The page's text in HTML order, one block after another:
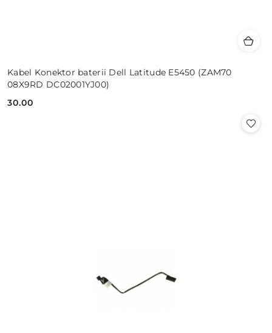
Kabel Konektor baterii Dell Latitude E5450 (ZAM70
08X9RD DC02001YJ00)
Cena:
30.00